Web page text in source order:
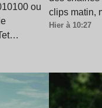
ou
clips matin,
Hier à 10:27
l’article